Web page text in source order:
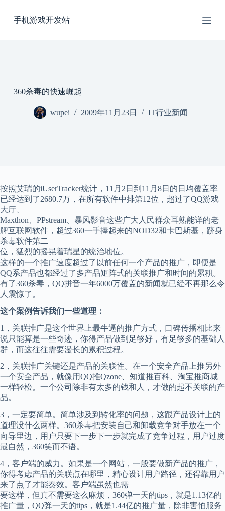
过
手机游戏开发站
360杀毒的快速崛起
wupei 2009年11月23日 IT行业新闻
按照艾瑞的iUserTracker统计，11月2日到11月8日的日均覆盖率
已经达到了2680.7万，在所有软件中排第12位，超过了QQ游戏
大厅、
Maxthon、PPstream、暴风影音这些广大人民群众耳熟能详的老
牌互联网软件，超过360一手捧起来的NOD32和卡巴斯基，跻身
杀毒软件第二
位，猛烈的摇晃着瑞星的统治地位。
这样的一个推广速度超过了以前任何一个产品的推广，即便是
QQ系产品也都经过了多产品矩阵式的关联推广和时间的累积。
有了360杀毒，QQ拼音一年6000万覆盖的新闻就已经不再那么令
人震惊了。
这个案例告诉我们一些道理：
1，关联推广是这个世界上最牛逼的推广方式，口碑传播相比来
说只能算是一些奇迹，你得产品做到足够好，有足够多的基础人
群，而这往往需要漫长的累积过程。
2，关联推广关键还是产品的关联性。在一个安全产品上推另外
一个安全产品，就像用QQ推Qzone、知道推百科、淘宝推商城
一样轻松。一个公司除非有太多的钱和人，才做的起不关联的产
品。
3，一定要简单。简单涉及到转化率的问题，这跟产品设计上的
道理没什么两样。360杀毒把安装自己和卸载竞争对手放在一个
向导里边，用户只要下一步下一步就完成了竞争过程，用户过度
最自然，360笑而不语。
4，客户端的威力。如果是一个网站，一般要做新产品的推广，
你得考虑产品的关联点在哪里，精心设计用户路径，还得靠用户
来了点了才能奏效。客户端虽然也需
要这样，但真不需要这么麻烦，360弹一天的tips，就是1.13亿的
推广量，QQ弹一天的tips，就是1.44亿的推广量，除非害怕服务